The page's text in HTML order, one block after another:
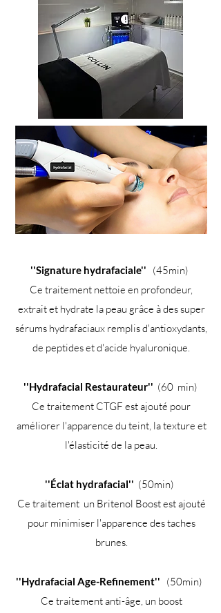
''Signature hydrafaciale''
(45min)
Ce traitement nettoie en profondeur,
extrait et hydrate la peau grâce à des super
sérums hydrafaciaux remplis d'antioxydants,
de peptides et d'acide hyaluronique.
''Hydrafacial Restaurateur'' (60 min)
Ce traitement CTGF est ajouté pour
améliorer l'apparence du teint, la texture et
l'élasticité de la peau.
''Éclat hydrafacial'' (50min)
Ce traitement un Britenol Boost est ajouté
pour minimiser l'apparence des taches
brunes.
''Hydrafacial Age-Refinement''
(50min)
Ce traitement anti-âge, un boost